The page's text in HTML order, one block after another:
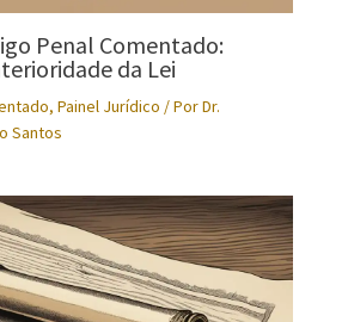
Penal Comentado:
da Lei
, Painel Jurídico / PorDr.
Santos